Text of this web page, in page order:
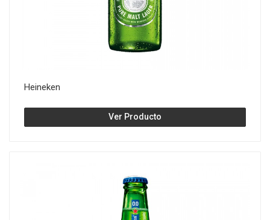
Heineken
Ver Producto